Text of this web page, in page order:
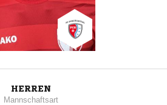
HERREN
Mannschaftsart